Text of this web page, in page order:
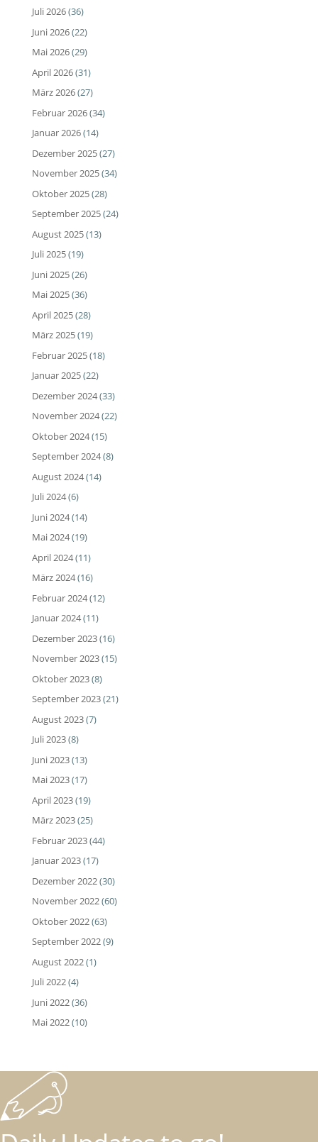
Juli 2026(36)
Juni 2026(22)
Mai 2026(29)
April 2026(31)
März 2026(27)
Februar 2026(34)
Januar 2026(14)
Dezember 2025(27)
November 2025(34)
Oktober 2025(28)
September 2025(24)
August 2025(13)
Juli 2025(19)
Juni 2025(26)
Mai 2025(36)
April 2025(28)
März 2025(19)
Februar 2025(18)
Januar 2025(22)
Dezember 2024(33)
November 2024(22)
Oktober 2024(15)
September 2024(8)
August 2024(14)
Juli 2024(6)
Juni 2024(14)
Mai 2024(19)
April 2024(11)
März 2024(16)
Februar 2024(12)
Januar 2024(11)
Dezember 2023(16)
November 2023(15)
Oktober 2023(8)
September 2023(21)
August 2023(7)
Juli 2023(8)
Juni 2023(13)
Mai 2023(17)
April 2023(19)
März 2023(25)
Februar 2023(44)
Januar 2023(17)
Dezember 2022(30)
November 2022(60)
Oktober 2022(63)
September 2022(9)
August 2022(1)
Juli 2022(4)
Juni 2022(36)
Mai 2022(10)